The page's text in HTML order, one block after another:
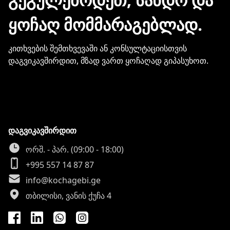
ᲧᲝᲩᲐᲦ ᲛᲝᲛᲛᲐᲠᲐᲒᲔᲑᲚᲐᲓ.
კითხვების შემთხვევაში ან კონსულტაციისთვის
დაგვიკავშირდით, მზად ვართ ყოჩაღად გიპასუხოთ.
დაგვიკავშირდით
ორშ. - პარ. (09:00 - 18:00)
+995 557 14 87 87
info@kochagebi.ge
თბილისი, ვანის ქუჩა 4